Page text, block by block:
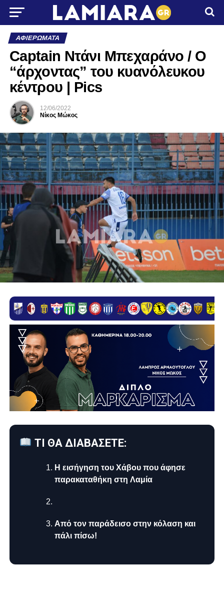
ΑΦΙΕΡΏΜΑΤΑ
Captain Ντάνι Μπεχαράνο / Ο
“άρχοντας” του κυανόλευκου
κέντρου | Pics
12/06/2022
Νίκος Μώκος
ΤΙ ΘΑ ΔΙΑΒΑΣΕΤΕ:
Η εισήγηση του Χάβου που άφησε
παρακαταθήκη στη Λαμία
Από τον παράδεισο στην κόλαση και
πάλι πίσω!